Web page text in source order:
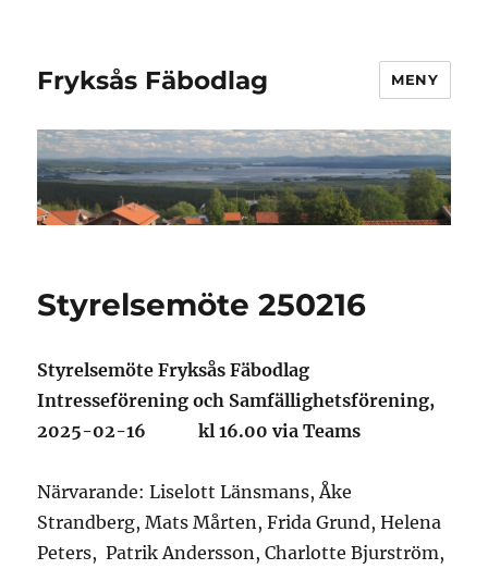
Fryksås Fäbodlag MENY
Styrelsemöte 250216
Styrelsemöte Fryksås Fäbodlag
Intresseförening och Samfällighetsförening,
2025-02-16 kl 16.00 via Teams
Närvarande: Liselott Länsmans, Åke
Strandberg, Mats Mårten, Frida Grund, Helena
Peters, Patrik Andersson, Charlotte Bjurström,